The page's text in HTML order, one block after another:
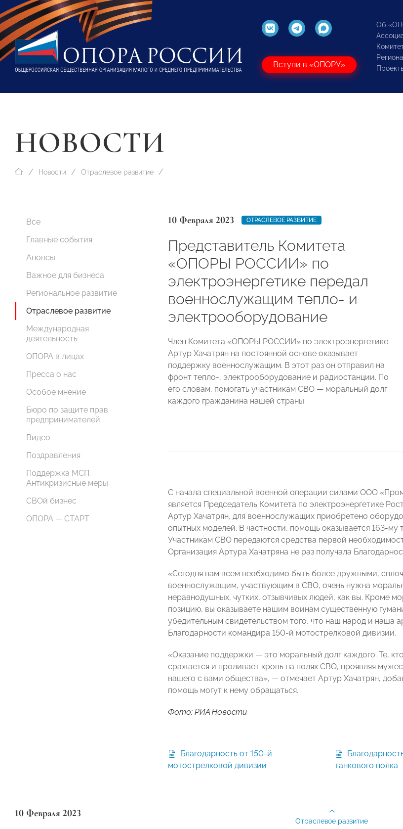
Вступи в «ОПОРУ»
Об
НОВОСТИ
Новости Отраслевое развитие
Все
Главные события
Анонсы
Важное для бизнеса
Региональное развитие
Отраслевое развитие
Международная
деятельность
ОПОРА в лицах
Пресса о нас
Особое мнение
Бюро по защите прав
предпринимателей
Видео
Поздравления
Поддержка МСП.
Антикризисные меры
СВОй бизнес
ОПОРА — СТАРТ
10 Февраля 2023 ОТРАСЛЕВОЕ РАЗВИТИЕ
Представитель Комитета
«ОПОРЫ РОССИИ» по
электроэнергетике передал
военнослужащим тепло- и
электрооборудование
Член Комитета «ОПОРЫ РОССИИ» по электроэнергетике
Артур Хачатрян на постоянной основе оказывает
поддержку военнослужащим. В этот раз он отправил на
фронт тепло-, электрооборудование и радиостанции. По
его словам, помогать участникам СВО — моральный долг
каждого гражданина нашей страны.
С начала специальной военной операции силами ООО
является Председатель Комитета по электроэнергетике
Артур Хачатрян, для военнослужащих приобретено
опытных моделей. В частности, помощь оказывается 163-
Участникам СВО передаются средства первой
Организация Артура Хачатряна не раз получала
«Сегодня нам всем необходимо быть более дружными,
военнослужащим, участвующим в СВО, очень нужна
неравнодушных, чутких, отзывчивых людей, как вы. Кроме
позицию, вы оказываете нашим воинам существенную
убедительным свидетельством того, что наш народ и наша
Благодарности командира 150-й мотострелковой дивизии.
«Оказание поддержки — это моральный долг каждого. Те,
сражается и проливает кровь на полях СВО, проявляя
нашего с вами общества», — отмечает Артур Хачатрян,
помощь могут к нему обращаться.
Фото: РИА Новости
мотострелковой дивизии
танкового полка
10 Февраля 2023
Отраслевое развитие